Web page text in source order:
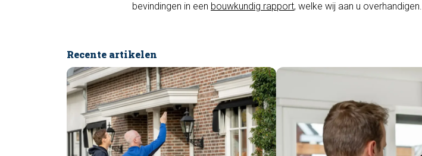
bevindingen in een bouwkundig rapport, welke wij aan u overhandigen.
Recente artikelen